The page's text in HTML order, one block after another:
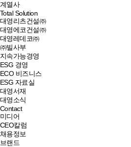
계열사
Total Solution
대영리츠건설㈜
대영에코건설㈜
대영레데코㈜
㈜빌사부
지속가능경영
ESG 경영
ECO 비즈니스
ESG 자료실
대영서재
대영소식
Contact
미디어
CEO칼럼
채용정보
브랜드